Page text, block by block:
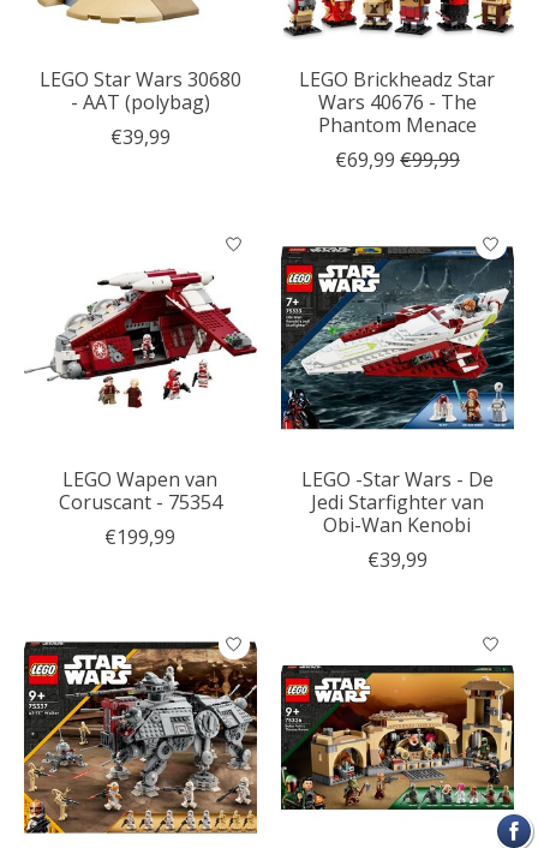
LEGO Star Wars 30680
- AAT (polybag)
€39,99
LEGO Brickheadz Star
Wars 40676 - The
Phantom Menace
€69,99 €99,99
LEGO Wapen van
Coruscant - 75354
€199,99
LEGO -Star Wars - De
Jedi Starfighter van
Obi-Wan Kenobi
€39,99